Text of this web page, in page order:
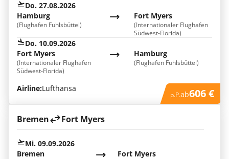
Do. 27.08.2026
Hamburg
(Flughafen Fuhlsbüttel)
Fort Myers
(Internationaler Flughafen
Südwest-Florida)
Do. 10.09.2026
Hamburg
(Flughafen Fuhlsbüttel)
Fort Myers
(Internationaler Flughafen
Südwest-Florida)
Airline:Lufthansa
p.P.ab606 €
Bremen Fort Myers
Mi. 09.09.2026
Bremen
Fort Myers